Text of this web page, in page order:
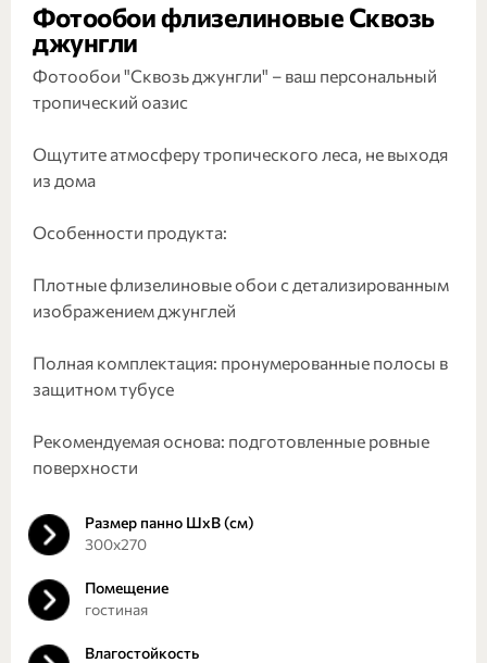
Фотообои флизелиновые Сквозь
джунгли
Фотообои "Сквозь джунгли" – ваш персональный
тропический оазис
Ощутите атмосферу тропического леса, не выходя
из дома
Особенности продукта:
Плотные флизелиновые обои с детализированным
изображением джунглей
Полная комплектация: пронумерованные полосы в
защитном тубусе
Рекомендуемая основа: подготовленные ровные
поверхности
Размер панно ШхВ (см)
300х270
Помещение
гостиная
Влагостойкость